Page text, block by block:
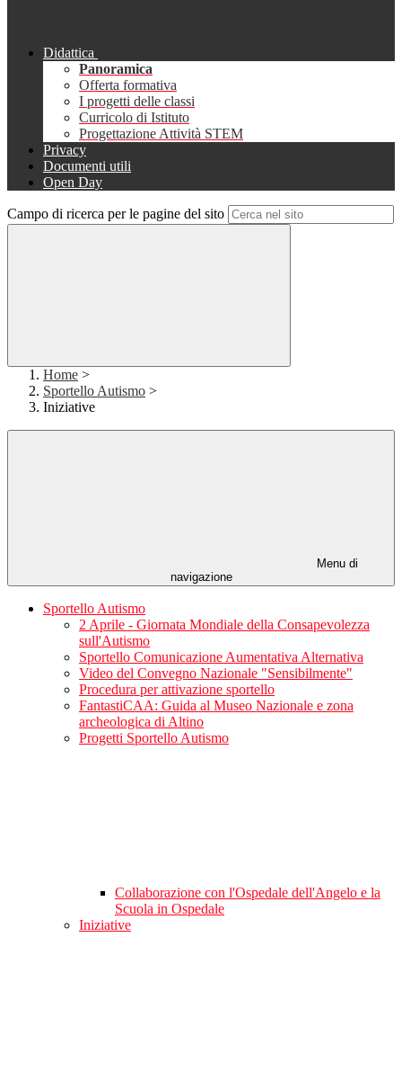
Didattica
Panoramica
Offerta formativa
I progetti delle classi
Curricolo di Istituto
Progettazione Attività STEM
Privacy
Documenti utili
Open Day
Campo di ricerca per le pagine del sito
Home >
Sportello Autismo >
Iniziative
Menu di
navigazione
Sportello Autismo
2 Aprile - Giornata Mondiale della Consapevolezza
sull'Autismo
Sportello Comunicazione Aumentativa Alternativa
Video del Convegno Nazionale "Sensibilmente"
Procedura per attivazione sportello
FantastiCAA: Guida al Museo Nazionale e zona
archeologica di Altino
Progetti Sportello Autismo
Collaborazione con l'Ospedale dell'Angelo e la
Scuola in Ospedale
Iniziative